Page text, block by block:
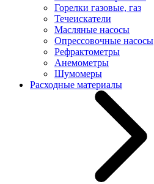
Горелки газовые, газ
Течеискатели
Масляные насосы
Опрессовочные насосы
Рефрактометры
Анемометры
Шумомеры
Расходные материалы